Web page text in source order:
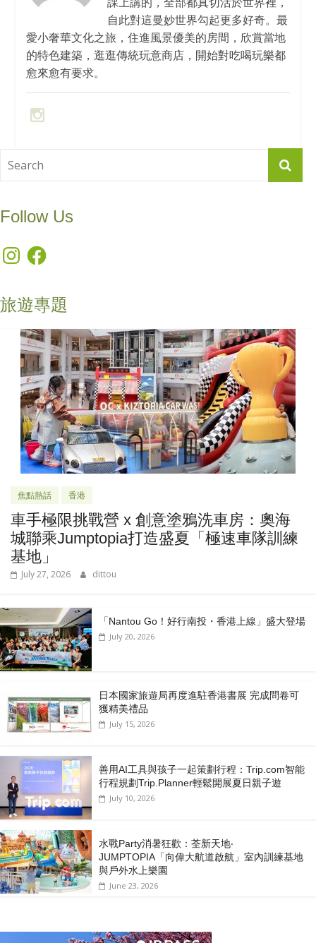
自此對這曼妙世界勾起更多好奇。最
愛小奢華文化之旅，住進風景優美的房間，欣賞當地
的特色建築，逛逛傳統玩意商店，開始對吃喝玩樂都
愈來愈有要求。
Follow Us
InstagramFacebook
旅遊專題
焦點熱話 香港
車手極限挑戰營 x 創意塗鴉洗車房：奧海
城聯乘Jumptopia打造盛夏「極速車隊訓練
基地」
July 27, 2026 dittou
「Nantou Go！好行南投・香港上線」盛大登場
July 20, 2026
日本國家旅遊局再度進駐香港書展 完成問卷可
獲精美禮品
July 15, 2026
善用AI工具與孩子一起策劃行程：Trip.com智能
行程規劃Trip.Planner輕鬆開展夏日親子遊
July 10, 2026
水戰Party消暑狂歡：荃新天地‧
JUMPTOPIA「向偉大航道啟航」室內訓練基地
與戶外水上樂園
June 23, 2026